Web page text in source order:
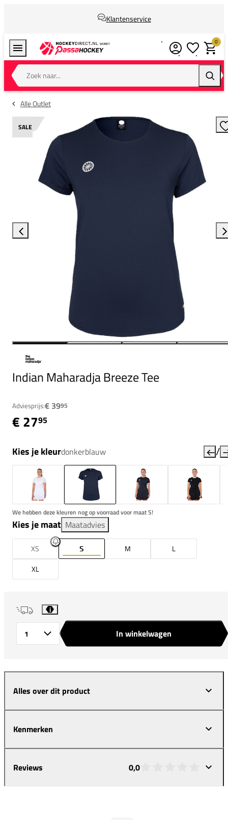
Klantenservice
Zoek naar...
0
Alle Outlet
SALE
Indian Maharadja Breeze Tee
Adviesprijs:€ 3995
€ 2795
Kies je kleurdonkerblauw /
We hebben deze kleuren nog op voorraad voor maat S!
Kies je maat Maatadvies
XS S M
L
XL
i
In winkelwagen
Alles over dit product
Kenmerken
Reviews 0,0